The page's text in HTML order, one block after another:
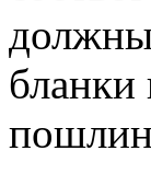
бланки